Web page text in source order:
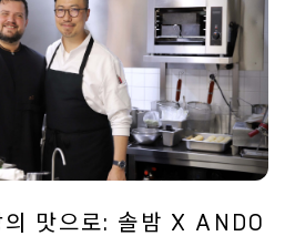
맛으로: 솔밤 X ANDO